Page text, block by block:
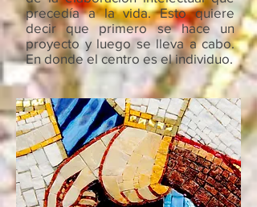
precedía a la vida. Esto quiere
decir que primero se hace un
proyecto y luego se lleva a cabo.
En donde el centro es el individuo.